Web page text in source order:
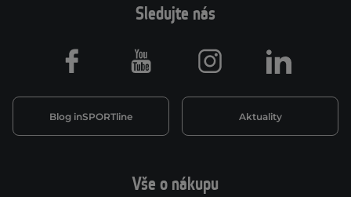
Vše o nákupu
Sledujte nás
Blog inSPORTline Aktuality
Facebook Youtube Instagram LinkedIn